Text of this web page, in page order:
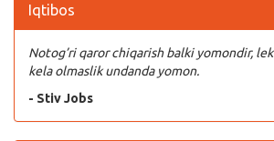
Iqtibos
Notog’ri qaror chiqarish balki yomondir,
kela olmaslik undanda yomon.
- Stiv Jobs